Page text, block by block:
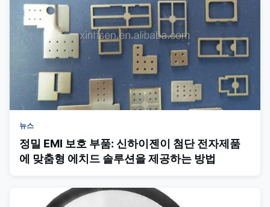
뉴스
정밀 EMI 보호 부품: 신하이젠이 첨단 전자제품
에 맞춤형 에치드 솔루션을 제공하는 방법